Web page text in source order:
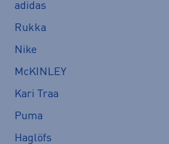
adidas
Rukka
Nike
McKINLEY
Kari Traa
Puma
Haglöfs